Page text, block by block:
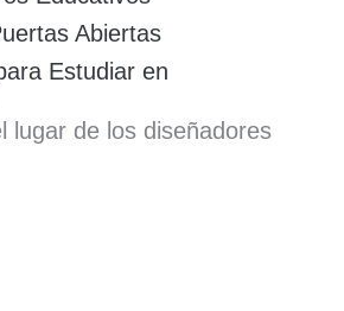
Abiertas
Estudiar en
lugar de los diseñadores